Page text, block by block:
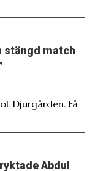
stängd match
Djurgården. Få
Abdul